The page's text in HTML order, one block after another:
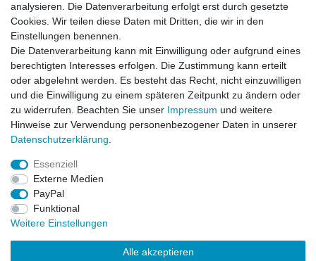
Barrierefreiheitserklärung Widerrufs­recht
Vertrag widerrufen Kontakt
© Copyright 2026 | Alle Rechte vorbehalten.
analysieren. Die Datenverarbeitung erfolgt erst durch gesetzte
Cookies. Wir teilen diese Daten mit Dritten, die wir in den
Einstellungen benennen.
Die Datenverarbeitung kann mit Einwilligung oder aufgrund eines
berechtigten Interesses erfolgen. Die Zustimmung kann erteilt
oder abgelehnt werden. Es besteht das Recht, nicht einzuwilligen
und die Einwilligung zu einem späteren Zeitpunkt zu ändern oder
zu widerrufen. Beachten Sie unser Impressum und weitere
Hinweise zur Verwendung personenbezogener Daten in unserer
Daten­schutz­erklärung
Essenziell
Externe Medien
PayPal
Funktional
Weitere Einstellungen
Alle akzeptieren